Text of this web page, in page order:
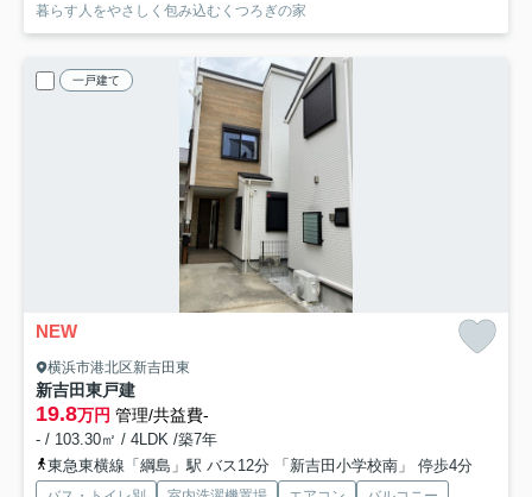
暮らす人をやさしく包み込むくつろぎの家
一戸建て
NEW
横浜市港北区新吉田東
新吉田東戸建
19.8万円 管理/共益費-
- / 103.30㎡ / 4LDK /築7年
東急東横線「綱島」駅 バス12分 「新吉田小学校南」 停歩4分